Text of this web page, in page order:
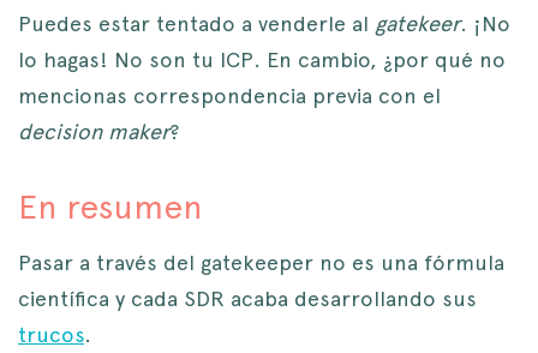
Puedes estar tentado a venderle al gatekeer. ¡No
lo hagas! No son tu ICP. En cambio, ¿por qué no
mencionas correspondencia previa con el
decision maker?
En resumen
Pasar a través del gatekeeper no es una fórmula
científica y cada SDR acaba desarrollando sus
trucos.